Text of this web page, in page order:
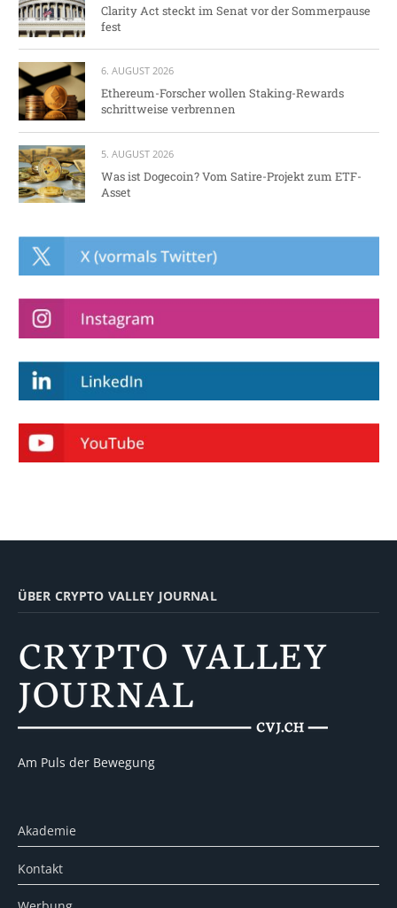
Clarity Act steckt im Senat vor der Sommerpause
fest
6. AUGUST 2026
Ethereum-Forscher wollen Staking-Rewards
schrittweise verbrennen
5. AUGUST 2026
Was ist Dogecoin? Vom Satire-Projekt zum ETF-
Asset
ÜBER CRYPTO VALLEY JOURNAL
Am Puls der Bewegung
Akademie
Kontakt